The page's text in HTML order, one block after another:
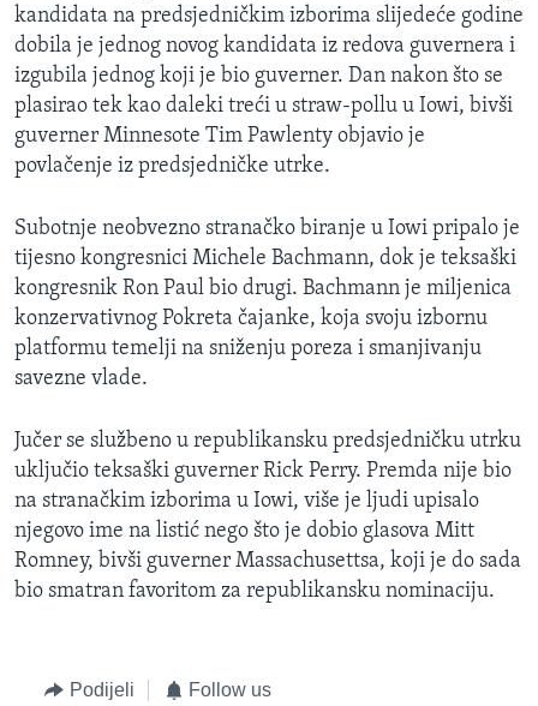
kandidata na predsjedničkim izborima slijedeće godine
dobila je jednog novog kandidata iz redova guvernera i
izgubila jednog koji je bio guverner. Dan nakon što se
plasirao tek kao daleki treći u straw-pollu u Iowi, bivši
guverner Minnesote Tim Pawlenty objavio je
povlačenje iz predsjedničke utrke.
Subotnje neobvezno stranačko biranje u Iowi pripalo je
tijesno kongresnici Michele Bachmann, dok je teksaški
kongresnik Ron Paul bio drugi. Bachmann je miljenica
konzervativnog Pokreta čajanke, koja svoju izbornu
platformu temelji na sniženju poreza i smanjivanju
savezne vlade.
Jučer se službeno u republikansku predsjedničku utrku
uključio teksaški guverner Rick Perry. Premda nije bio
na stranačkim izborima u Iowi, više je ljudi upisalo
njegovo ime na listić nego što je dobio glasova Mitt
Romney, bivši guverner Massachusettsa, koji je do sada
bio smatran favoritom za republikansku nominaciju.
Podijeli Follow us